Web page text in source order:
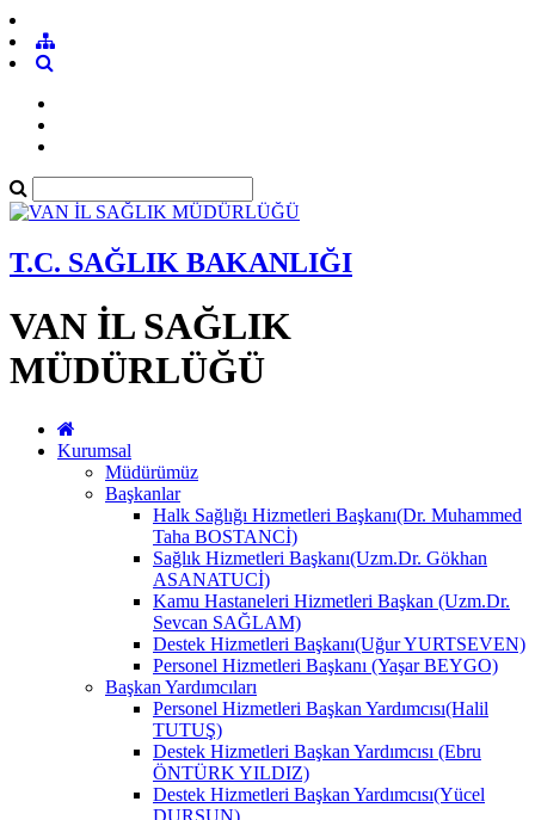
T.C. SAĞLIK BAKANLIĞI
VAN İL SAĞLIK
MÜDÜRLÜĞÜ
Kurumsal
Müdürümüz
Başkanlar
Halk Sağlığı Hizmetleri Başkanı(Dr. Muhammed
Taha BOSTANCİ)
Sağlık Hizmetleri Başkanı(Uzm.Dr. Gökhan
ASANATUCİ)
Kamu Hastaneleri Hizmetleri Başkan (Uzm.Dr.
Sevcan SAĞLAM)
Destek Hizmetleri Başkanı(Uğur YURTSEVEN)
Personel Hizmetleri Başkanı (Yaşar BEYGO)
Başkan Yardımcıları
Personel Hizmetleri Başkan Yardımcısı(Halil
TUTUŞ)
Destek Hizmetleri Başkan Yardımcısı (Ebru
ÖNTÜRK YILDIZ)
Destek Hizmetleri Başkan Yardımcısı(Yücel
DURSUN)